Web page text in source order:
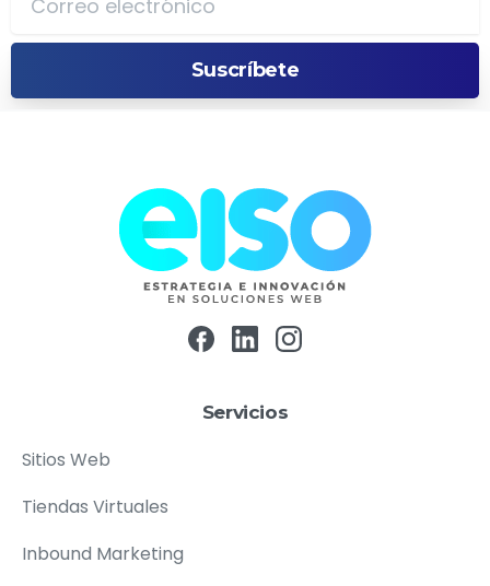
Servicios
Sitios Web
Tiendas Virtuales
Inbound Marketing